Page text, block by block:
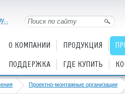
О КОМПАНИИ ПРОДУКЦИЯ
ПОДДЕРЖКА ГДЕ КУПИТЬ
Проектно-монтажные организации